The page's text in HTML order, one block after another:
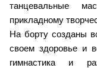
танцевальные
прикладному
На борту созданы
своем здоровье и
гимнастика и